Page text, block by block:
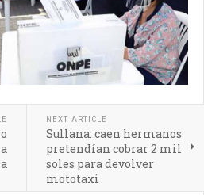
NEXT ARTICLE
Sullana: caen hermanos
pretendían cobrar 2 mil
soles para devolver
mototaxi